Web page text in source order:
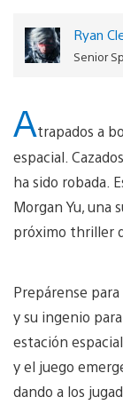
Ryan
Senior
Atrapados a
espacial.
ha sido robada.
Morgan Yu, una
próximo thriller
Prepárense
y su ingenio
estación
y el juego
dando a los